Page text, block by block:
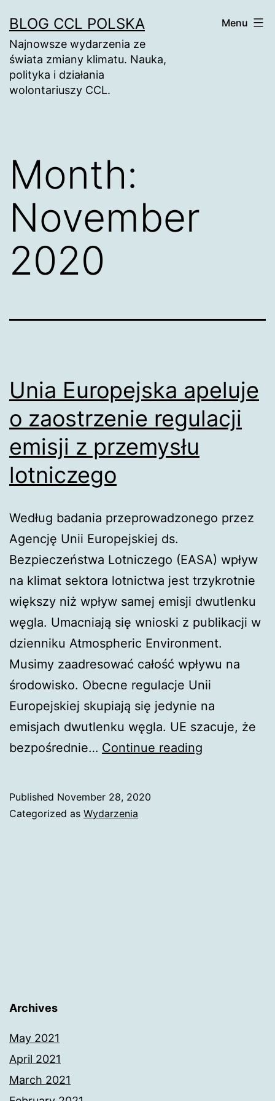
to
content
BLOG CCL POLSKA
Najnowsze wydarzenia ze
świata zmiany klimatu. Nauka,
polityka i działania
wolontariuszy CCL.
Menu
Month:
November
2020
Unia Europejska apeluje
o zaostrzenie regulacji
emisji z przemysłu
lotniczego
Według badania przeprowadzonego przez
Agencję Unii Europejskiej ds.
Bezpieczeństwa Lotniczego (EASA) wpływ
na klimat sektora lotnictwa jest trzykrotnie
większy niż wpływ samej emisji dwutlenku
węgla. Umacniają się wnioski z publikacji w
dzienniku Atmospheric Environment.
Musimy zaadresować całość wpływu na
środowisko. Obecne regulacje Unii
Europejskiej skupiają się jedynie na
emisjach dwutlenku węgla. UE szacuje, że
bezpośrednie… Continue reading
Published November 28, 2020
Categorized as Wydarzenia
Archives
May 2021
April 2021
March 2021